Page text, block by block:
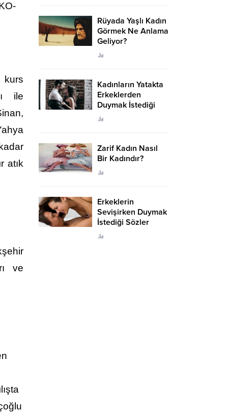
kurs
ile
atık
ve
Rüyada Yaşlı Kadın
Görmek Ne Anlama
Geliyor?
Kadınların Yatakta
Erkeklerden
Duymak İstediği
Sözler
Zarif Kadın Nasıl
Bir Kadındır?
Erkeklerin
Sevişirken Duymak
İstediği Sözler
Neler?